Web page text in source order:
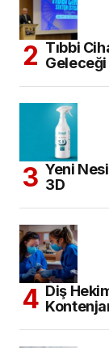
Tıbbi
Yeni
3D
Diş